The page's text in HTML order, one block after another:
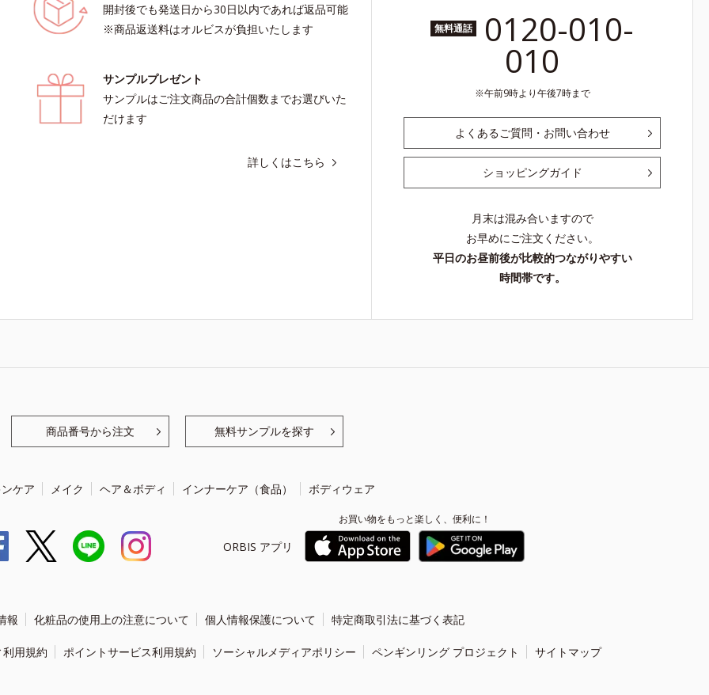
開封後でも発送日から30日以内であれば返品可能
※商品返送料はオルビスが負担いたします
サンプルプレゼント
サンプルはご注文商品の合計個数までお選びいた
だけます
詳しくはこちら
無料通話 0120-010-
010
午前9時より午後7時まで
よくあるご質問・お問い合わせ
ショッピングガイド
月末は混み合いますので
お早めにご注文ください。
平日のお昼前後が比較的つながりやすい
時間帯です。
商品番号から注文 無料サンプルを探す
ケア メイク ヘア＆ボディ インナーケア（食品） ボディウェア
ORBIS アプリ
お買い物をもっと楽しく、便利に！
報 化粧品の使用上の注意について 個人情報保護について 特定商取引法に基づく表記
用規約 ポイントサービス利用規約 ソーシャルメディアポリシー ペンギンリング プロジェクト サイトマップ